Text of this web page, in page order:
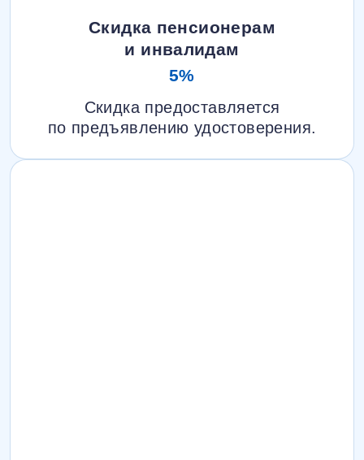
Скидка пенсионерам
и инвалидам
5%
Скидка предоставляется
по предъявлению удостоверения.